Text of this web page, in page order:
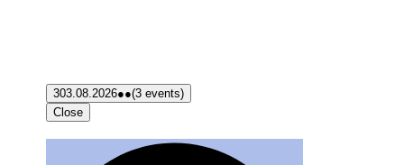
303.08.2026●●(3 events)
Close